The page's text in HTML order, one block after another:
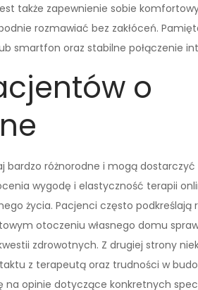
także zapewnienie sobie
rozmawiać bez zakłóceń.
smartfon oraz stabilne połączenie
o
bardzo różnorodne i mogą
wygodę i elastyczność terapii
życia. Pacjenci często podkreślają
otoczeniu własnego domu
zdrowotnych. Z drugiej strony
z terapeutą oraz trudności w
opinie dotyczące konkretnych